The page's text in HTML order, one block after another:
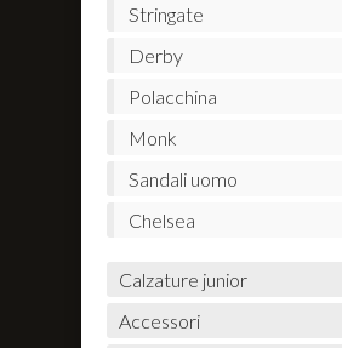
Stringate
Derby
Polacchina
Monk
Sandali uomo
Chelsea
Calzature junior
Accessori